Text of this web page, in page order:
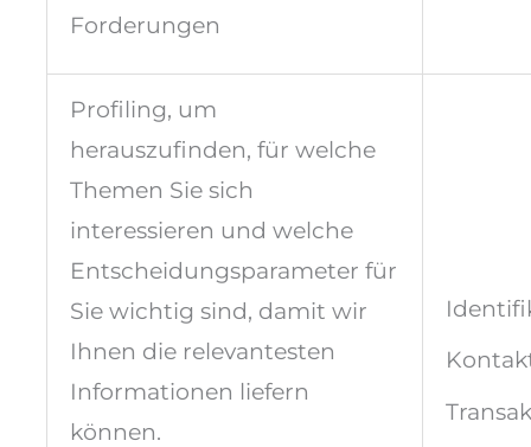
Forderungen
Profiling, um
herauszufinden, für welche
Themen Sie sich
interessieren und welche
Entscheidungsparameter für
Sie wichtig sind, damit wir
Ihnen die relevantesten
Informationen liefern
können.